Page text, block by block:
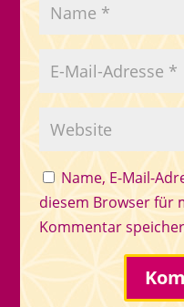
Name, E-Mail-
diesem Browser für
Kommentar